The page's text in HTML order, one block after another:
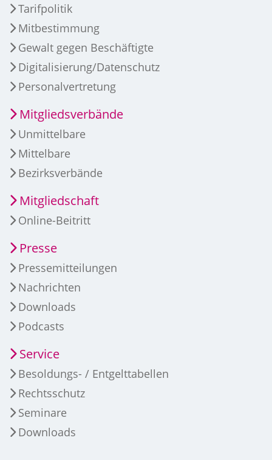
Tarifpolitik
Mitbestimmung
Gewalt gegen Beschäftigte
Digitalisierung/Datenschutz
Personalvertretung
Mitgliedsverbände
Unmittelbare
Mittelbare
Bezirksverbände
Mitgliedschaft
Online-Beitritt
Presse
Pressemitteilungen
Nachrichten
Downloads
Podcasts
Service
Besoldungs- / Entgelttabellen
Rechtsschutz
Seminare
Downloads